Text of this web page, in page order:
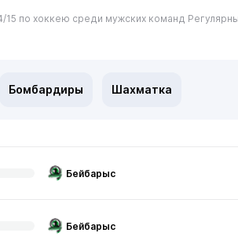
15 по хоккею среди мужских команд
Бомбардиры Шахматка
Бейбарыс
Бейбарыс